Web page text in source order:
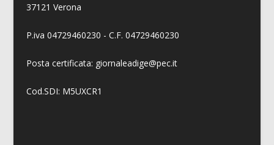
37121 Verona
P.iva 04729460230 - C.F. 04729460230
Posta certificata: giornaleadige@pec.it
Cod.SDI: M5UXCR1